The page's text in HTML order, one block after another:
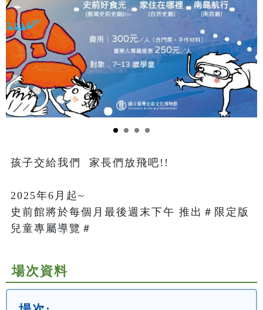
孩子交給我們  家長們放飛吧!!
2025年6月起~
史前館將於每個月最後週末下午 推出＃限定版
兒童專屬導覽＃
場次資料